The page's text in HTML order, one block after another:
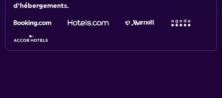
d'hébergements.